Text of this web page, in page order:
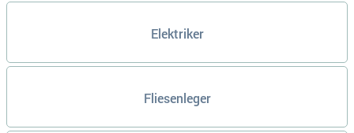
Elektriker
Fliesenleger